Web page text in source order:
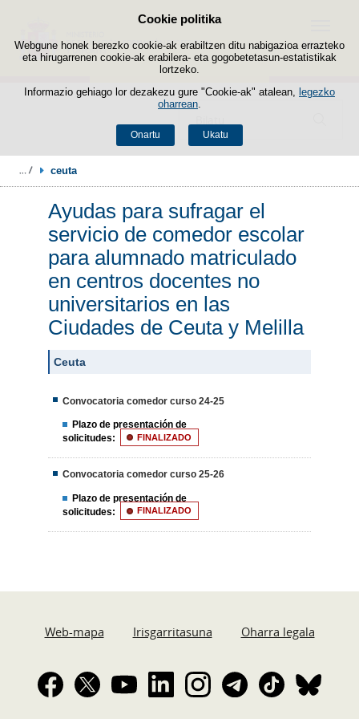
Cookie politika
Webgune honek berezko cookie-ak erabiltzen ditu nabigazioa errazteko
eta hirugarrenen cookie-ak erabilera- eta gogobetetasun-estatistikak
lortzeko.
Informazio gehiago lor dezakezu gure "Cookie-ak" atalean, legezko
oharrean
Onartu Ukatu
Edukira salto egin
Menua
ceuta
Ayudas para sufragar el
servicio de comedor escolar
para alumnado matriculado
en centros docentes no
universitarios en las
Ciudades de Ceuta y Melilla
Ceuta
Convocatoria comedor curso 24-25
Plazo de presentación de
solicitudes:
FINALIZADO
Convocatoria comedor curso 25-26
Plazo de presentación de
solicitudes:
FINALIZADO
Web-mapa Irisgarritasuna Oharra legala